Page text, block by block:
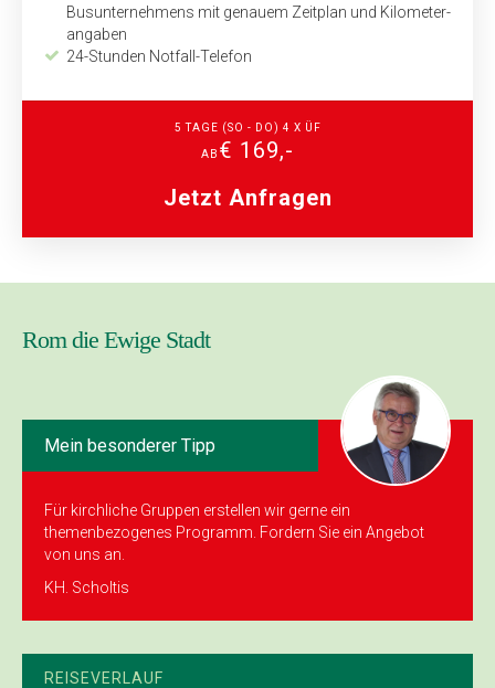
Busunternehmens mit genauem Zeitplan und Kilometer­
angaben
24-Stunden Notfall-Telefon
5 TAGE (SO - DO) 4 X ÜF
AB € 169,-
Jetzt Anfragen
Rom die Ewige Stadt
Mein besonderer Tipp
Für kirchliche Gruppen erstellen wir gerne ein
themenbezogenes Programm. Fordern Sie ein Angebot
von uns an.
KH. Scholtis
REISEVERLAUF